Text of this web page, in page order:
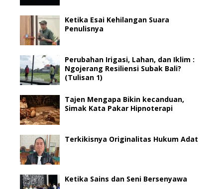
Ketika Esai Kehilangan Suara
Penulisnya
Perubahan Irigasi, Lahan, dan Iklim :
Ngojerang Resiliensi Subak Bali?
(Tulisan 1)
Tajen Mengapa Bikin kecanduan,
Simak Kata Pakar Hipnoterapi
Terkikisnya Originalitas Hukum Adat
Ketika Sains dan Seni Bersenyawa